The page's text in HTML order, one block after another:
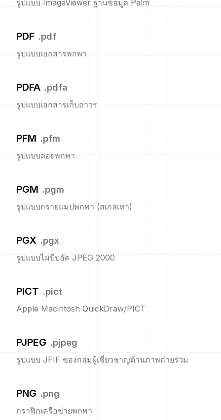
รูปแบบ ImageViewer ฐานข้อมูล Palm
PDF .pdf
รูปแบบเอกสารพกพา
PDFA .pdfa
รูปแบบเอกสารเก็บถาวร
PFM .pfm
รูปแบบลอยพกพา
PGM .pgm
รูปแบบกรายแมปพกพา (สเกลเทา)
PGX .pgx
รูปแบบไม่บีบอัด JPEG 2000
PICT .pict
Apple Macintosh QuickDraw/PICT
PJPEG .pjpeg
รูปแบบ JFIF ของกลุ่มผู้เชี่ยวชาญด้านภาพถ่ายร่วม
PNG .png
กราฟิกเครือข่ายพกพา